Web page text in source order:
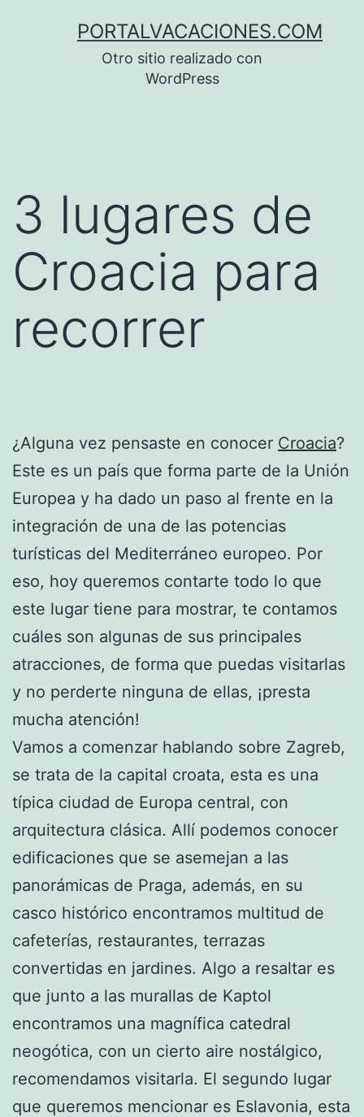
PORTALVACACIONES.COM
Otro sitio realizado con
WordPress
3 lugares de
Croacia para
recorrer
¿Alguna vez pensaste en conocer Croacia?
Este es un país que forma parte de la Unión
Europea y ha dado un paso al frente en la
integración de una de las potencias
turísticas del Mediterráneo europeo. Por
eso, hoy queremos contarte todo lo que
este lugar tiene para mostrar, te contamos
cuáles son algunas de sus principales
atracciones, de forma que puedas visitarlas
y no perderte ninguna de ellas, ¡presta
mucha atención!
Vamos a comenzar hablando sobre Zagreb,
se trata de la capital croata, esta es una
típica ciudad de Europa central, con
arquitectura clásica. Allí podemos conocer
edificaciones que se asemejan a las
panorámicas de Praga, además, en su
casco histórico encontramos multitud de
cafeterías, restaurantes, terrazas
convertidas en jardines. Algo a resaltar es
que junto a las murallas de Kaptol
encontramos una magnífica catedral
neogótica, con un cierto aire nostálgico,
recomendamos visitarla. El segundo lugar
que queremos mencionar es Eslavonia, esta